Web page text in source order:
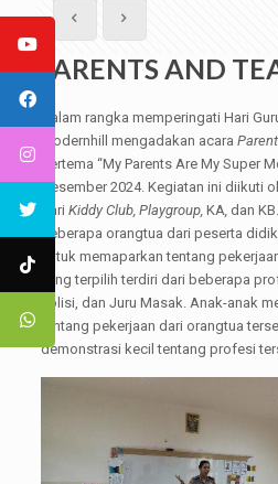
PARENTS AND
Dalam rangka memperingati Hari
Modernhill mengadakan acara
bertema “My Parents Are My Super
Desember 2024. Kegiatan ini diikuti
dari Kiddy Club, Playgroup, KA, dan
beberapa orangtua dari peserta
untuk memaparkan tentang
yang terpilih terdiri dari beberapa
Polisi, dan Juru Masak. Anak-anak
tentang pekerjaan dari orangtua
demonstrasi kecil tentang profesi